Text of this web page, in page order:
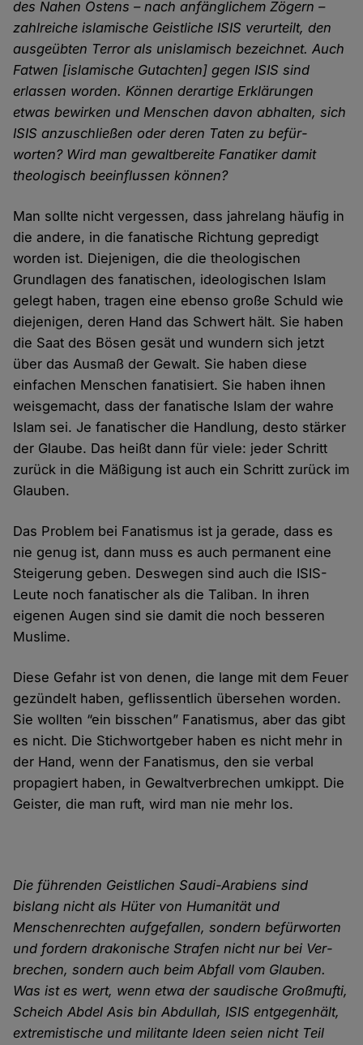
des Nahen Ostens – nach anfäng­lichem Zögern –
zahlreiche islamische Geistliche ISIS verurteilt, den
ausge­übten Terror als un­islamisch bezeichnet. Auch
Fatwen [islamische Gutachten] gegen ISIS sind
erlassen worden. Können derartige Erklärungen
etwas bewirken und Menschen davon abhalten, sich
ISIS anzuschließen oder deren Taten zu befür­
worten? Wird man gewalt­bereite Fanatiker damit
theologisch beein­flussen können?
Man sollte nicht vergessen, dass jahre­lang häufig in
die andere, in die fanatische Richtung gepredigt
worden ist. Diejenigen, die die theo­logischen
Grund­lagen des fanatischen, ideo­logischen Islam
gelegt haben, tragen eine ebenso große Schuld wie
die­jenigen, deren Hand das Schwert hält. Sie haben
die Saat des Bösen gesät und wundern sich jetzt
über das Ausmaß der Gewalt. Sie haben diese
einfachen Menschen fanatisiert. Sie haben ihnen
weis­gemacht, dass der fanatische Islam der wahre
Islam sei. Je fanatischer die Handlung, desto stärker
der Glaube. Das heißt dann für viele: jeder Schritt
zurück in die Mäßigung ist auch ein Schritt zurück im
Glauben.
Das Problem bei Fanatismus ist ja gerade, dass es
nie genug ist, dann muss es auch permanent eine
Steigerung geben. Deswegen sind auch die ISIS-
Leute noch fanatischer als die Taliban. In ihren
eigenen Augen sind sie damit die noch besseren
Muslime.
Diese Gefahr ist von denen, die lange mit dem Feuer
gezündelt haben, geflissentlich übersehen worden.
Sie wollten “ein bisschen” Fanatismus, aber das gibt
es nicht. Die Stich­wort­geber haben es nicht mehr in
der Hand, wenn der Fanatismus, den sie verbal
propagiert haben, in Gewalt­ver­brechen umkippt. Die
Geister, die man ruft, wird man nie mehr los.
Die führenden Geist­lichen Saudi-Arabiens sind
bislang nicht als Hüter von Humanität und
Menschen­rechten aufge­fallen, sondern befür­worten
und fordern drako­nische Strafen nicht nur bei Ver­
brechen, sondern auch beim Abfall vom Glauben.
Was ist es wert, wenn etwa der saudische Großmufti,
Scheich Abdel Asis bin Abdullah, ISIS entgegen­hält,
extremistische und militante Ideen seien nicht Teil